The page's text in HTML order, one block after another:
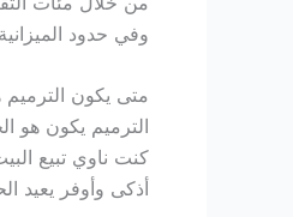
وفي حدود
متى يكون
الترميم يكون هو
كنت ناوي تبيع
أذكى وأوفر يعيد